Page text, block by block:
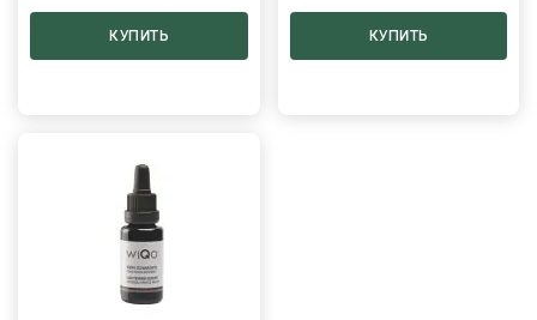
КУПИТЬ КУПИТЬ